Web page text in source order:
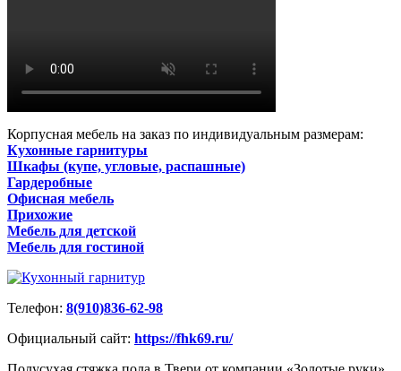
Корпусная мебель на заказ по индивидуальным размерам:
Кухонные гарнитуры
Шкафы (купе, угловые, распашные)
Гардеробные
Офисная мебель
Прихожие
Мебель для детской
Мебель для гостиной
Телефон: 8(910)836-62-98
Официальный сайт: https://fhk69.ru/